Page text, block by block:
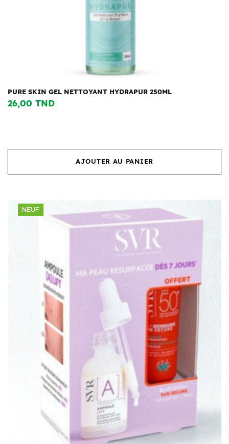
PURE SKIN GEL NETTOYANT HYDRAPUR 250ML
26,00 TND
AJOUTER AU PANIER
NEUF